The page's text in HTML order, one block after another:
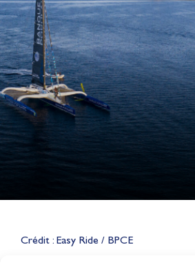
Crédit : Easy Ride / BPCE
Lauriane Nolot en
Jeux Olympiques 2028